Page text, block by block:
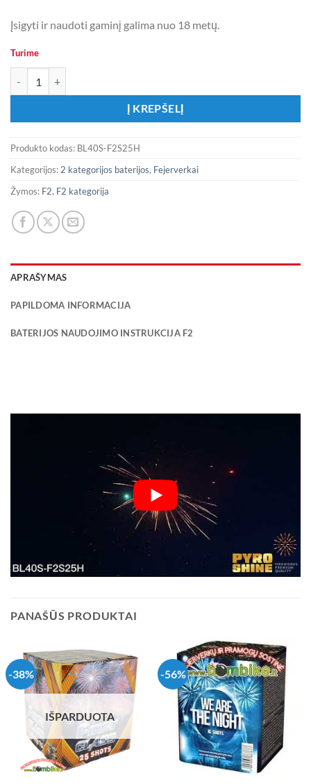
Įsigyti ir naudoti gaminį galima nuo 18 metų.
Turime
Į KREPŠELĮ
Produkto kodas: BL40S-F2S25H
Kategorijos: 2 kategorijos baterijos, Fejerverkai
Žymos: F2, F2 kategorija
APRAŠYMAS
PAPILDOMA INFORMACIJA
BATERIJOS NAUDOJIMO INSTRUKCIJA F2
PANAŠŪS PRODUKTAI
-38%
IŠPARDUOTA
-56%